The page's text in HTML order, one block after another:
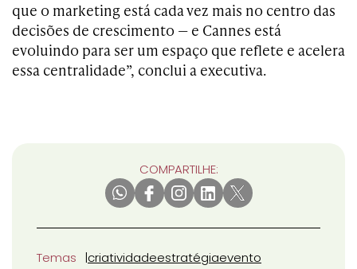
que o marketing está cada vez mais no centro das
decisões de crescimento — e Cannes está
evoluindo para ser um espaço que reflete e acelera
essa centralidade”, conclui a executiva.
COMPARTILHE:
Temas criatividadeestratégiaevento